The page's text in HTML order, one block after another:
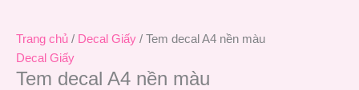
Trang chủ / Decal Giấy / Tem decal A4 nền màu
Decal Giấy
Tem decal A4 nền màu